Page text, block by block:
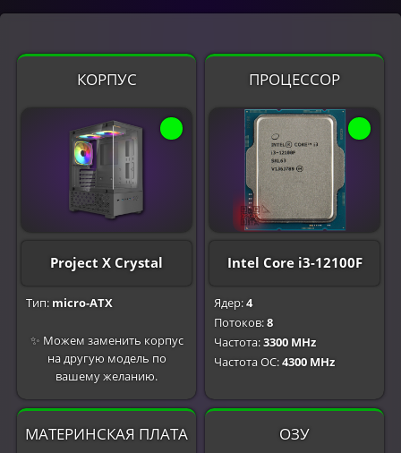
КОРПУС
Project X Crystal
Тип: micro-ATX
✨ Можем заменить корпус
на другую модель по
вашему желанию.
ПРОЦЕССОР
Intel Core i3-12100F
Ядер:4
Потоков:8
Частота:3300 MHz
Частота OC:4300 MHz
МАТЕРИНСКАЯ ПЛАТА ОЗУ